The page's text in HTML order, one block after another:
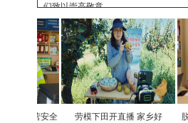
们致以崇高敬意。
古井淮南办事处一行先后与淮南
行座谈交流。两位获奖者分享了各自
慰问活动中，各方围绕党建引领
化运营安全
劳模下田开直播 家乡好
脱